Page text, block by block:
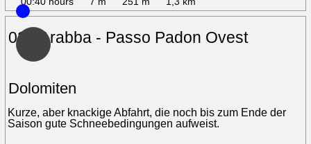
02 - Arabba - Passo Padon Ovest
Dolomiten
Kurze, aber knackige Abfahrt, die noch bis zum Ende der
Saison gute Schneebedingungen aufweist.